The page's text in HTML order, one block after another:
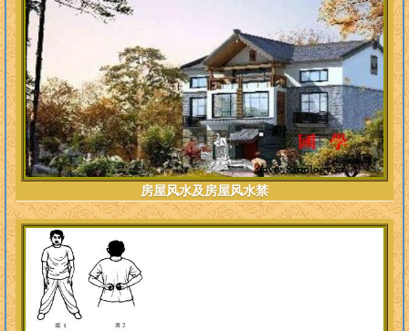
房屋风水及房屋风水禁